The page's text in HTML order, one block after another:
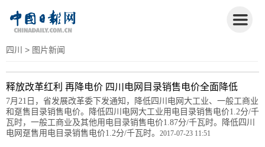
四川 > 图片新闻
释放改革红利 再降电价 四川电网目录销售电价全面降低
7月21日，省发展改革委下发通知，降低四川电网大工业、一般工商业
和趸售目录销售电价。降低四川电网大工业用电目录销售电价1.2分/千
瓦时，一般工商业及其他用电目录销售电价1.87分/千瓦时。降低四川
电网趸售用电目录销售电价1.2分/千瓦时。 2017-07-23 11:51